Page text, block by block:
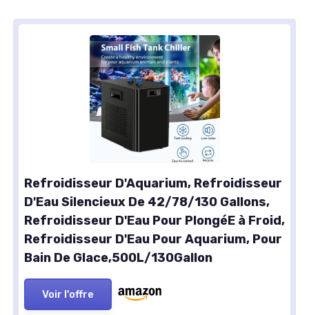
Refroidisseur D'Aquarium, Refroidisseur
D'Eau Silencieux De 42/78/130 Gallons,
Refroidisseur D'Eau Pour PlongéE à Froid,
Refroidisseur D'Eau Pour Aquarium, Pour
Bain De Glace,500L/130Gallon
Voir l'offre